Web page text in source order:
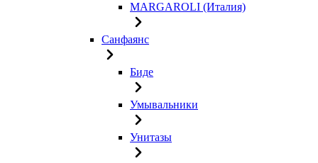
MARGAROLI (Италия)
Санфаянс
Биде
Умывальники
Унитазы